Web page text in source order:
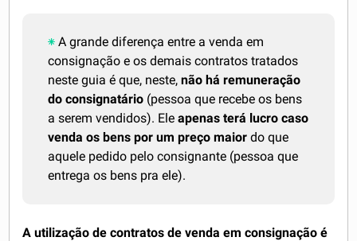
A grande diferença entre a venda em
consignação e os demais contratos tratados
neste guia é que, neste,não há remuneração
do consignatário (pessoa que recebe os bens
a serem vendidos). Eleapenas terá lucro caso
venda os bens por um preço maior do que
aquele pedido pelo consignante (pessoa que
entrega os bens pra ele).
A utilização de contratos de venda em consignação é